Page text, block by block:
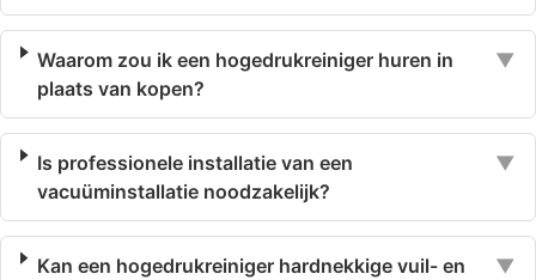
Waarom zou ik een hogedrukreiniger huren in
plaats van kopen?
▼
Is professionele installatie van een
vacuüminstallatie noodzakelijk?
▼
Kan een hogedrukreiniger hardnekkige vuil- en
▼